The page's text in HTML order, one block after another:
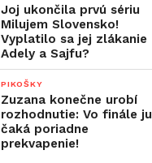
Joj ukončila prvú sériu
Milujem Slovensko!
Vyplatilo sa jej zlákanie
Adely a Sajfu?
PIKOŠKY
Zuzana konečne urobí
rozhodnutie: Vo finále ju
čaká poriadne
prekvapenie!